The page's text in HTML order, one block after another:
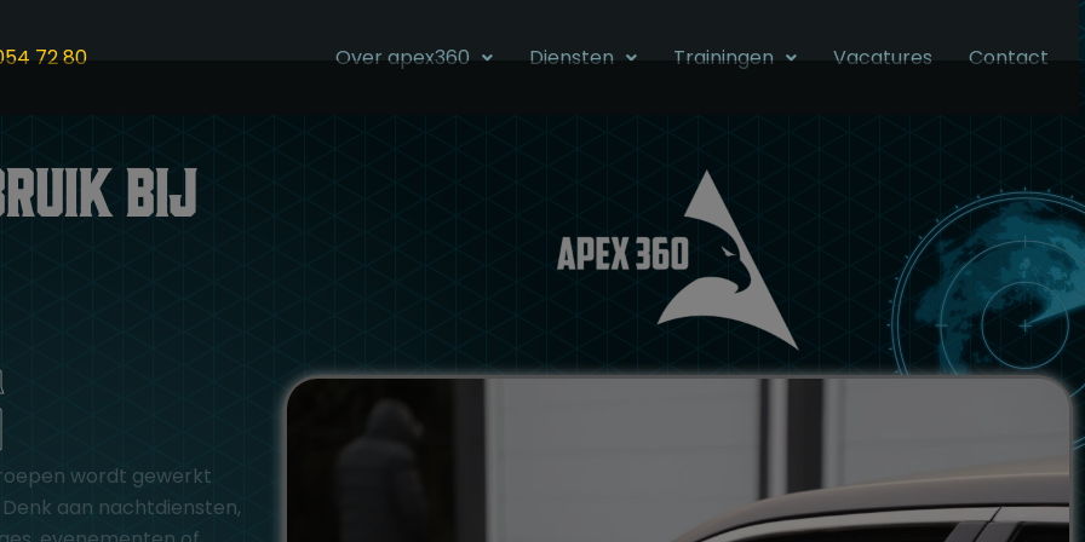
72 80 Over apex360 Diensten Trainingen Vacatures Contact
bij
wordt gewerkt
aan nachtdiensten,